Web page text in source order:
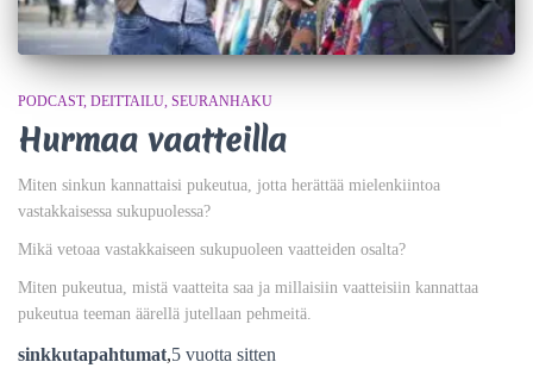
PODCAST DEITTAILU SEURANHAKU
Hurmaa vaatteilla
Miten sinkun kannattaisi pukeutua, jotta herättää mielenkiintoa
vastakkaisessa sukupuolessa?
Mikä vetoaa vastakkaiseen sukupuoleen vaatteiden osalta?
Miten pukeutua, mistä vaatteita saa ja millaisiin vaatteisiin kannattaa
pukeutua teeman äärellä jutellaan pehmeitä.
sinkkutapahtumat,5 vuotta sitten